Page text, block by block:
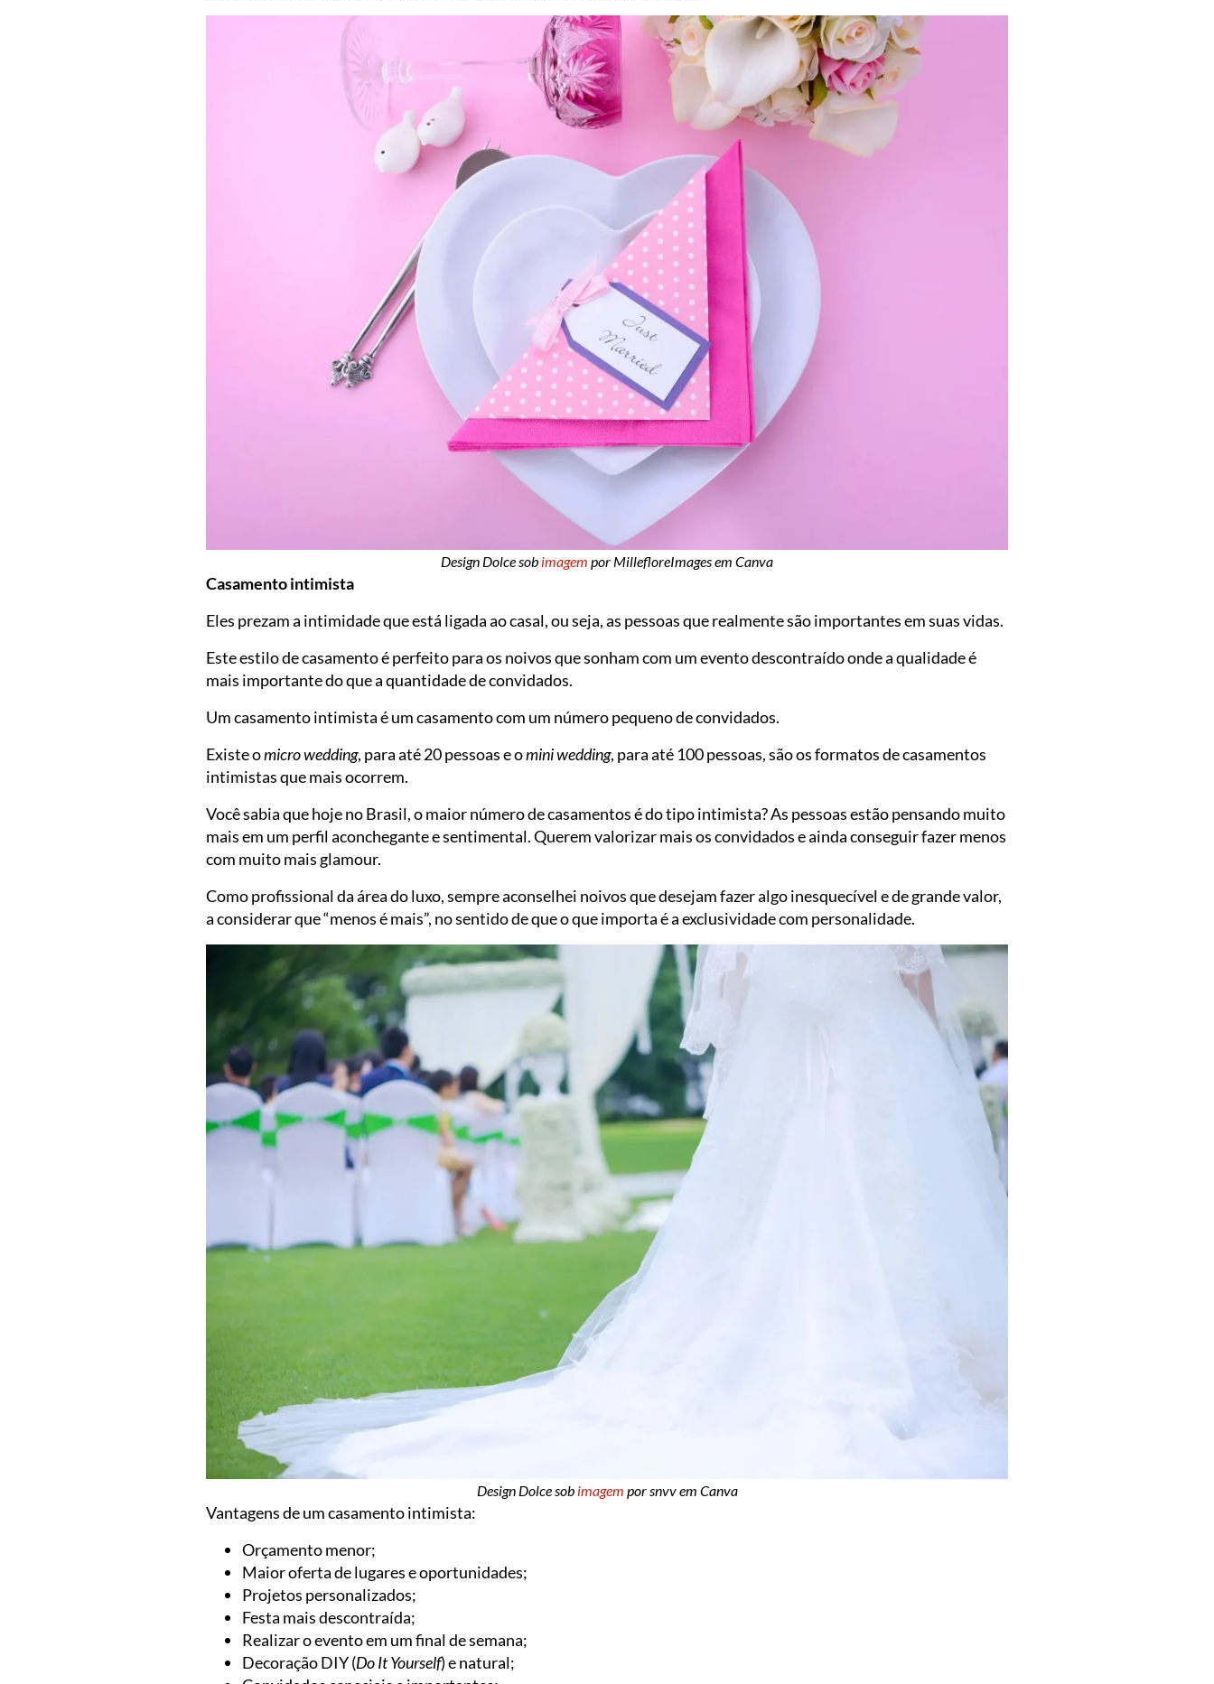
Design Dolce sob imagem por MillefloreImages em Canva
Casamento intimista
Eles prezam a intimidade que está ligada ao casal, ou seja, as pessoas que realmente são importantes em suas vidas.
Este estilo de casamento é perfeito para os noivos que sonham com um evento descontraído onde a qualidade é
mais importante do que a quantidade de convidados.
Um casamento intimista é um casamento com um número pequeno de convidados.
Existe omicro wedding, para até 20 pessoas e omini wedding, para até 100 pessoas, são os formatos de casamentos
intimistas que mais ocorrem.
Você sabia que hoje no Brasil, o maior número de casamentos é do tipo intimista? As pessoas estão pensando muito
mais em um perfil aconchegante e sentimental. Querem valorizar mais os convidados e ainda conseguir fazer menos
com muito mais glamour.
Como profissional da área do luxo, sempre aconselhei noivos que desejam fazer algo inesquecível e de grande valor,
a considerar que “menos é mais”, no sentido de que o que importa é a exclusividade com personalidade.
Design Dolce sob imagem por snvv em Canva
Vantagens de um casamento intimista:
Orçamento menor;
Maior oferta de lugares e oportunidades;
Projetos personalizados;
Festa mais descontraída;
Realizar o evento em um final de semana;
Decoração DIY (Do It Yourself) e natural;